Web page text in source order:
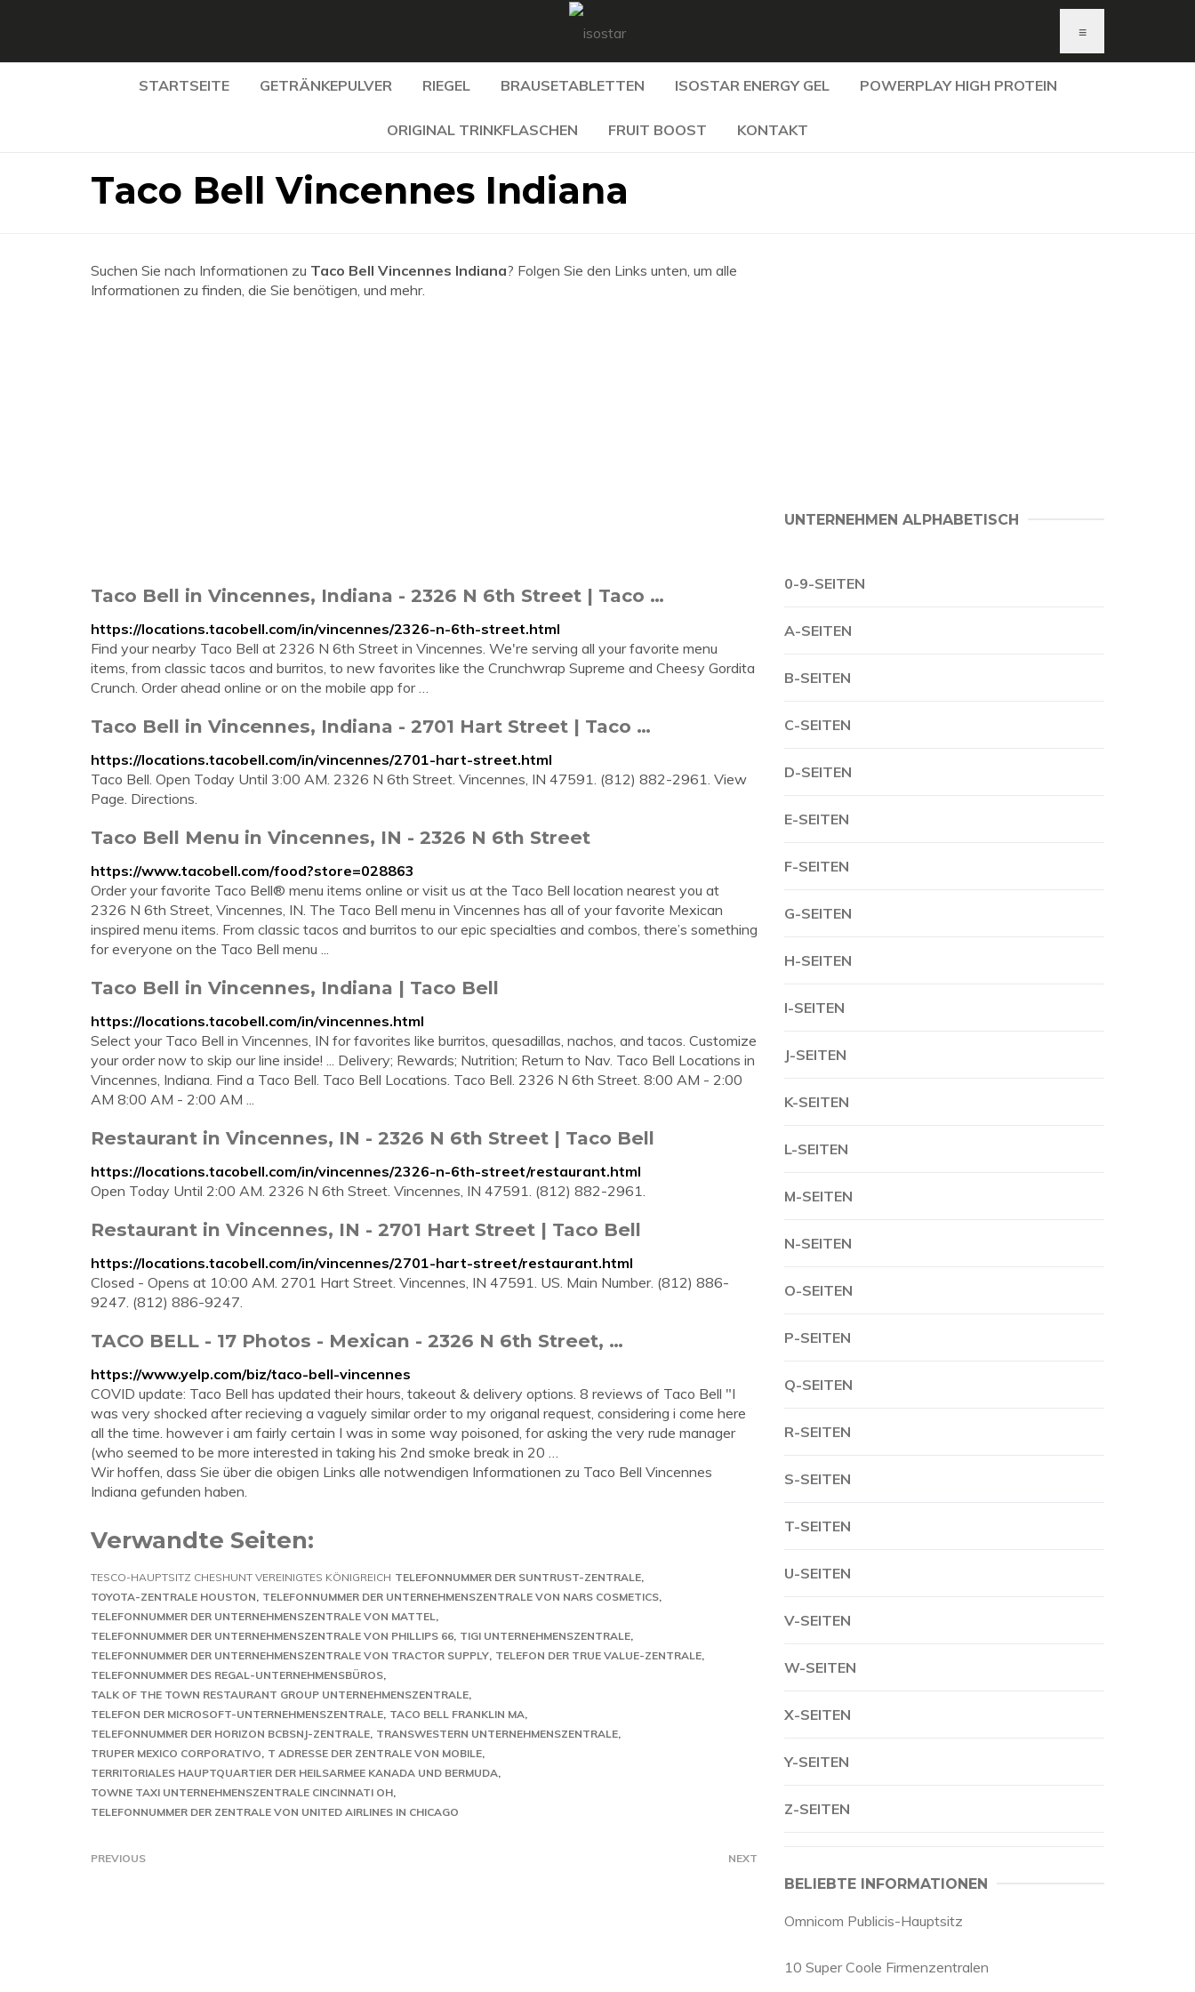
≡
STARTSEITE GETRÄNKEPULVER RIEGEL BRAUSETABLETTEN ISOSTAR ENERGY GEL POWERPLAY HIGH PROTEIN
ORIGINAL TRINKFLASCHEN FRUIT BOOST KONTAKT
Taco Bell Vincennes Indiana
Suchen Sie nach Informationen zu Taco Bell Vincennes Indiana? Folgen Sie den Links unten, um alle
Informationen zu finden, die Sie benötigen, und mehr.
Taco Bell in Vincennes, Indiana - 2326 N 6th Street | Taco …
https://locations.tacobell.com/in/vincennes/2326-n-6th-street.html
Find your nearby Taco Bell at 2326 N 6th Street in Vincennes. We're serving all your favorite menu
items, from classic tacos and burritos, to new favorites like the Crunchwrap Supreme and Cheesy Gordita
Crunch. Order ahead online or on the mobile app for …
Taco Bell in Vincennes, Indiana - 2701 Hart Street | Taco …
https://locations.tacobell.com/in/vincennes/2701-hart-street.html
Taco Bell. Open Today Until 3:00 AM. 2326 N 6th Street. Vincennes, IN 47591. (812) 882-2961. View
Page. Directions.
Taco Bell Menu in Vincennes, IN - 2326 N 6th Street
https://www.tacobell.com/food?store=028863
Order your favorite Taco Bell® menu items online or visit us at the Taco Bell location nearest you at
2326 N 6th Street, Vincennes, IN. The Taco Bell menu in Vincennes has all of your favorite Mexican
inspired menu items. From classic tacos and burritos to our epic specialties and combos, there’s something
for everyone on the Taco Bell menu ...
Taco Bell in Vincennes, Indiana | Taco Bell
https://locations.tacobell.com/in/vincennes.html
Select your Taco Bell in Vincennes, IN for favorites like burritos, quesadillas, nachos, and tacos. Customize
your order now to skip our line inside! ... Delivery; Rewards; Nutrition; Return to Nav. Taco Bell Locations in
Vincennes, Indiana. Find a Taco Bell. Taco Bell Locations. Taco Bell. 2326 N 6th Street. 8:00 AM - 2:00
AM 8:00 AM - 2:00 AM ...
Restaurant in Vincennes, IN - 2326 N 6th Street | Taco Bell
https://locations.tacobell.com/in/vincennes/2326-n-6th-street/restaurant.html
Open Today Until 2:00 AM. 2326 N 6th Street. Vincennes, IN 47591. (812) 882-2961.
Restaurant in Vincennes, IN - 2701 Hart Street | Taco Bell
https://locations.tacobell.com/in/vincennes/2701-hart-street/restaurant.html
Closed - Opens at 10:00 AM. 2701 Hart Street. Vincennes, IN 47591. US. Main Number. (812) 886-
9247. (812) 886-9247.
TACO BELL - 17 Photos - Mexican - 2326 N 6th Street, …
https://www.yelp.com/biz/taco-bell-vincennes
COVID update: Taco Bell has updated their hours, takeout & delivery options. 8 reviews of Taco Bell "I
was very shocked after recieving a vaguely similar order to my origanal request, considering i come here
all the time. however i am fairly certain I was in some way poisoned, for asking the very rude manager
(who seemed to be more interested in taking his 2nd smoke break in 20 …
Wir hoffen, dass Sie über die obigen Links alle notwendigen Informationen zu Taco Bell Vincennes
Indiana gefunden haben.
Verwandte Seiten:
TESCO-HAUPTSITZ CHESHUNT VEREINIGTES KÖNIGREICH TELEFONNUMMER DER SUNTRUST-ZENTRALE
TOYOTA-ZENTRALE HOUSTON TELEFONNUMMER DER UNTERNEHMENSZENTRALE VON NARS COSMETICS
TELEFONNUMMER DER UNTERNEHMENSZENTRALE VON MATTEL
TELEFONNUMMER DER UNTERNEHMENSZENTRALE VON PHILLIPS 66 TIGI UNTERNEHMENSZENTRALE
TELEFONNUMMER DER UNTERNEHMENSZENTRALE VON TRACTOR SUPPLY TELEFON DER TRUE VALUE-ZENTRALE
TELEFONNUMMER DES REGAL-UNTERNEHMENSBÜROS
TALK OF THE TOWN RESTAURANT GROUP UNTERNEHMENSZENTRALE
TELEFON DER MICROSOFT-UNTERNEHMENSZENTRALE TACO BELL FRANKLIN MA
TELEFONNUMMER DER HORIZON BCBSNJ-ZENTRALE TRANSWESTERN UNTERNEHMENSZENTRALE
TRUPER MEXICO CORPORATIVO T ADRESSE DER ZENTRALE VON MOBILE
TERRITORIALES HAUPTQUARTIER DER HEILSARMEE KANADA UND BERMUDA
TOWNE TAXI UNTERNEHMENSZENTRALE CINCINNATI OH
TELEFONNUMMER DER ZENTRALE VON UNITED AIRLINES IN CHICAGO
PREVIOUS NEXT
UNTERNEHMEN ALPHABETISCH
0-9-SEITEN
A-SEITEN
B-SEITEN
C-SEITEN
D-SEITEN
E-SEITEN
F-SEITEN
G-SEITEN
H-SEITEN
I-SEITEN
J-SEITEN
K-SEITEN
L-SEITEN
M-SEITEN
N-SEITEN
O-SEITEN
P-SEITEN
Q-SEITEN
R-SEITEN
S-SEITEN
T-SEITEN
U-SEITEN
V-SEITEN
W-SEITEN
X-SEITEN
Y-SEITEN
Z-SEITEN
BELIEBTE INFORMATIONEN
Omnicom Publicis-Hauptsitz
10 Super Coole Firmenzentralen